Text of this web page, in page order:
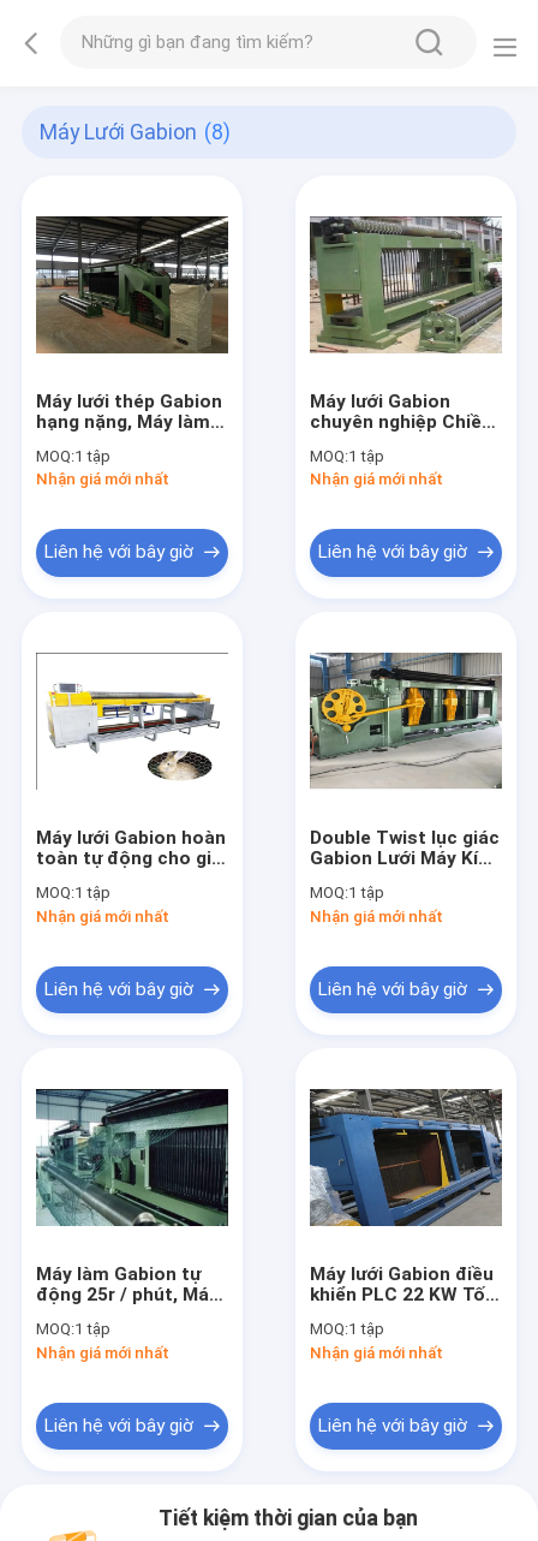
Máy Lưới Gabion (8)
Máy lưới thép Gabion
hạng nặng, Máy làm
tối đa 5500mm
MOQ:1 tập
Nhận giá mới nhất
Liên hệ với bây giờ
Máy lưới Gabion
chuyên nghiệp Chiều
9001 được phê duyệt
MOQ:1 tập
Nhận giá mới nhất
Liên hệ với bây giờ
Máy lưới Gabion hoàn
toàn tự động cho giỏ
dây 16-4.0mm
MOQ:1 tập
Nhận giá mới nhất
Liên hệ với bây giờ
Double Twist lục giác
Gabion Lưới Máy Kích
Điều khiển PLC
MOQ:1 tập
Nhận giá mới nhất
Liên hệ với bây giờ
Máy làm Gabion tự
động 25r / phút, Máy
MOQ:1 tập
Nhận giá mới nhất
Liên hệ với bây giờ
Máy lưới Gabion điều
khiển PLC 22 KW Tốc
195m / H
MOQ:1 tập
Nhận giá mới nhất
Liên hệ với bây giờ
Tiết kiệm thời gian của bạn